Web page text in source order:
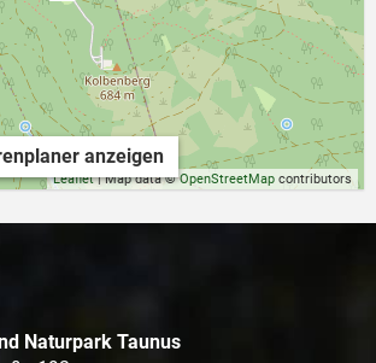
Leaflet| Map data ©OpenStreetMap contributors
anzeigen
Naturpark Taunus